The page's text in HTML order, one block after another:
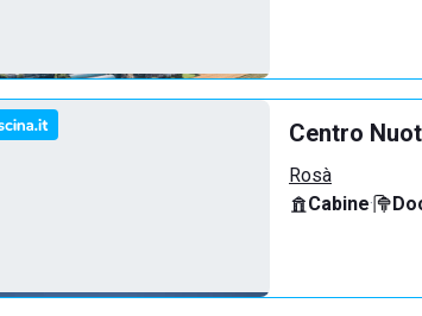
Centro
Rosà
Cabine·